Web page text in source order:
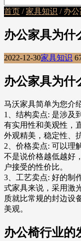
首页 /家具知识 / 办
办公家具为什
2022-12-30家具知识
办公家具为什
马沃家具简单为您介
1、结构卖点: 是涉及
有实用性和美观性，
外观精美，稳定性、
2、价格卖点: 可以理
不是说价格越低越好
户接受的性价比。
3、工艺卖点: 好的制
式家具来说，采用激
质就比常规的封边设
美观。
办公椅行业的